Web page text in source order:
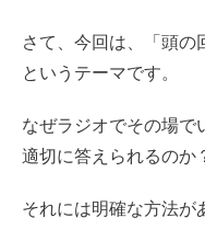
さて、今回は、「頭の
というテーマです。
なぜラジオでその場で
適切に答えられるのか
それには明確な方法が